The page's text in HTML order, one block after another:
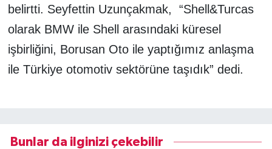
belirtti. Seyfettin Uzunçakmak, “Shell&Turcas
olarak BMW ile Shell arasındaki küresel
işbirliğini, Borusan Oto ile yaptığımız anlaşma
ile Türkiye otomotiv sektörüne taşıdık” dedi.
Bunlar da ilginizi çekebilir